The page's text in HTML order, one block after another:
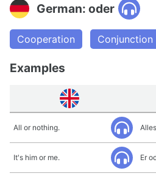
German: oder
Cooperation Conjunction
Examples
All or nothing.
It's him or me. Er